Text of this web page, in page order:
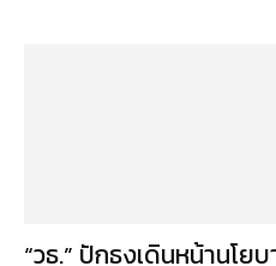
“วธ.” ปักธงเดินหน้านโย